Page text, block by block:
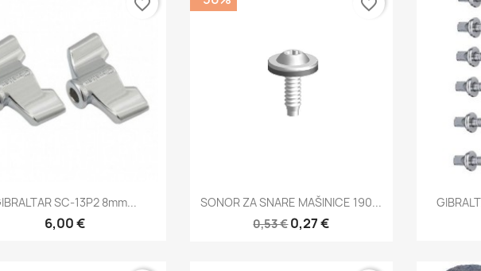
Brzi pregled
SC-13P2 8mm...
6,00 €
favorite_border
Brzi pregled
SONOR ZA SNARE MAŠINICE 190...
0,53 €0,27 €
favorite_border